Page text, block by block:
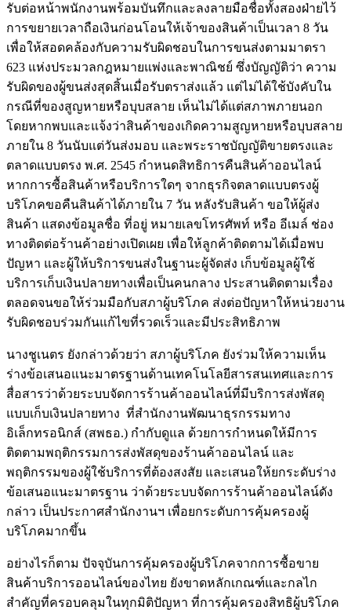
รับต่อหน้าพนักงานพร้อมบันทึกและลงลายมือชื่อทั้งสองฝ่ายไว้
การขยายเวลาถือเงินก่อนโอนให้เจ้าของสินค้าเป็นเวลา 8 วัน
เพื่อให้สอดคล้องกับความรับผิดชอบในการขนส่งตามมาตรา
623 แห่งประมวลกฎหมายแพ่งและพาณิชย์ ซึ่งบัญญัติว่า ความ
รับผิดของผู้ขนส่งสุดสิ้นเมื่อรับตราส่งแล้ว แต่ไม่ได้ใช้บังคับใน
กรณีที่ของสูญหายหรือบุบสลาย เห็นไม่ได้แต่สภาพภายนอก
โดยหากพบและแจ้งว่าสินค้าของเกิดความสูญหายหรือบุบสลาย
ภายใน 8 วันนับแต่วันส่งมอบ และพระราชบัญญัติขายตรงและ
ตลาดแบบตรง พ.ศ. 2545 กำหนดสิทธิการคืนสินค้าออนไลน์
หากการซื้อสินค้าหรือบริการใดๆ จากธุรกิจตลาดแบบตรงผู้
บริโภคขอคืนสินค้าได้ภายใน 7 วัน หลังรับสินค้า ขอให้ผู้ส่ง
สินค้า แสดงข้อมูลชื่อ ที่อยู่ หมายเลขโทรศัพท์ หรือ อีเมล์ ช่อง
ทางติดต่อร้านค้าอย่างเปิดเผย เพื่อให้ลูกค้าติดตามได้เมื่อพบ
ปัญหา และผู้ให้บริการขนส่งในฐานะผู้จัดส่ง เก็บข้อมูลผู้ใช้
บริการเก็บเงินปลายทางเพื่อเป็นคนกลาง ประสานติดตามเรื่อง
ตลอดจนขอให้ร่วมมือกับสภาผู้บริโภค ส่งต่อปัญหาให้หน่วยงาน
รับผิดชอบร่วมกันแก้ไขที่รวดเร็วและมีประสิทธิภาพ
นางชูเนตร ยังกล่าวด้วยว่า สภาผู้บริโภค ยังร่วมให้ความเห็น
ร่างข้อเสนอแนะมาตรฐานด้านเทคโนโลยีสารสนเทศและการ
สื่อสารว่าด้วยระบบจัดการร้านค้าออนไลน์ที่มีบริการส่งพัสดุ
แบบเก็บเงินปลายทาง ที่สำนักงานพัฒนาธุรกรรมทาง
อิเล็กทรอนิกส์ (สพธอ.) กำกับดูแล ด้วยการกำหนดให้มีการ
ติดตามพฤติกรรมการส่งพัสดุของร้านค้าออนไลน์ และ
พฤติกรรมของผู้ใช้บริการที่ต้องสงสัย และเสนอให้ยกระดับร่าง
ข้อเสนอแนะมาตรฐาน ว่าด้วยระบบจัดการร้านค้าออนไลน์ดัง
กล่าว เป็นประกาศสำนักงานฯ เพื่อยกระดับการคุ้มครองผู้
บริโภคมากขึ้น
อย่างไรก็ตาม ปัจจุบันการคุ้มครองผู้บริโภคจากการซื้อขาย
สินค้าบริการออนไลน์ของไทย ยังขาดหลักเกณฑ์และกลไก
สำคัญที่ครอบคลุมในทุกมิติปัญหา ที่การคุ้มครองสิทธิผู้บริโภค